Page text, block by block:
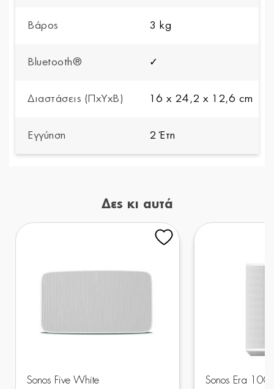
Βάρος 3 kg
Bluetooth® ✓
Διαστάσεις (ΠxYxΒ) 16 x 24,2 x 12,6 cm
Εγγύηση 2 Έτη
Δες κι αυτά
Sonos Five White Sonos Era 100